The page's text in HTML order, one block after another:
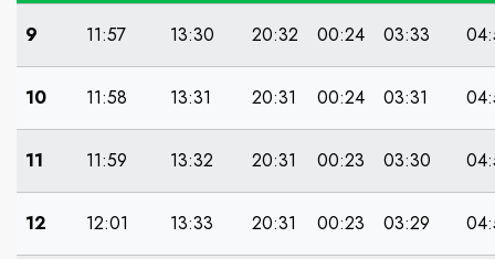
9 11:57 13:30 20:32 00:24 03:33
10 11:58 13:31 20:31 00:24 03:31
11 11:59 13:32 20:31 00:23 03:30
12 12:01 13:33 20:31 00:23 03:29